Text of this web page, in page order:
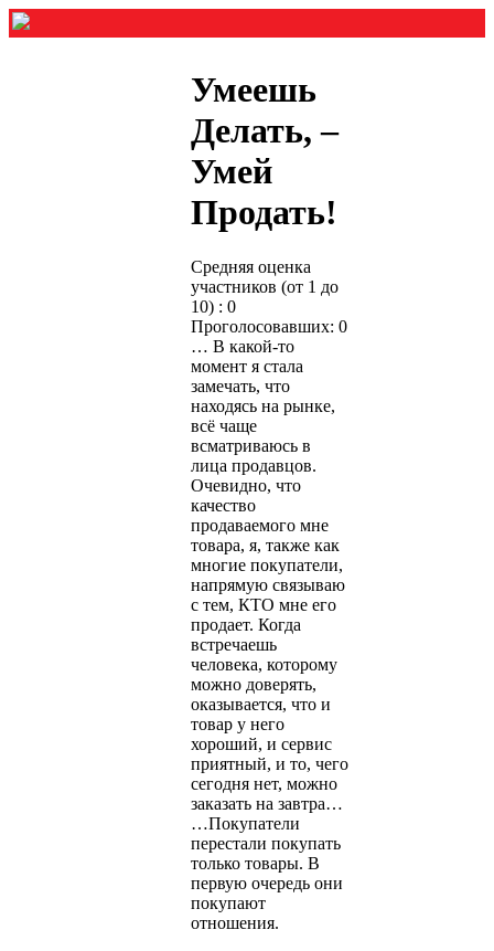
Умеешь
Делать, –
Умей
Продать!
Средняя оценка
участников (от 1 до
10) : 0
Проголосовавших: 0
… В какой-то
момент я стала
замечать, что
находясь на рынке,
всё чаще
всматриваюсь в
лица продавцов.
Очевидно, что
качество
продаваемого мне
товара, я, также как
многие покупатели,
напрямую связываю
с тем, КТО мне его
продает. Когда
встречаешь
человека, которому
можно доверять,
оказывается, что и
товар у него
хороший, и сервис
приятный, и то, чего
сегодня нет, можно
заказать на завтра…
…Покупатели
перестали покупать
только товары. В
первую очередь они
покупают
отношения.